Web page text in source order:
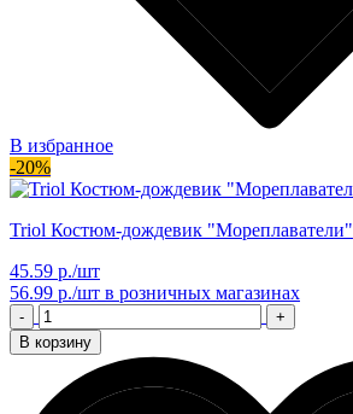
В избранное
-20%
Triol Костюм-дождевик "Мореплаватели"
45.59 р./шт
56.99 р./шт в розничных магазинах
-
+
В корзину